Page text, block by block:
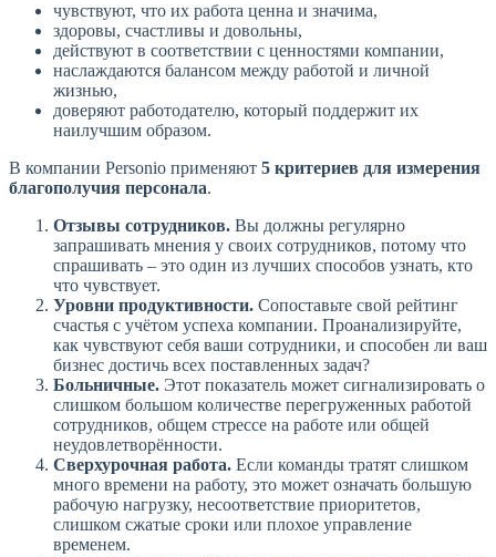
чувствуют, что их работа ценна и значима,
здоровы, счастливы и довольны,
действуют в соответствии с ценностями компании,
наслаждаются балансом между работой и личной
жизнью,
доверяют работодателю, который поддержит их
наилучшим образом.
В компании Personio применяют 5 критериев для измерения
благополучия персонала.
Отзывы сотрудников. Вы должны регулярно
запрашивать мнения у своих сотрудников, потому что
спрашивать – это один из лучших способов узнать, кто
что чувствует.
Уровни продуктивности. Сопоставьте свой рейтинг
счастья с учётом успеха компании. Проанализируйте,
как чувствуют себя ваши сотрудники, и способен ли ваш
бизнес достичь всех поставленных задач?
Больничные. Этот показатель может сигнализировать о
слишком большом количестве перегруженных работой
сотрудников, общем стрессе на работе или общей
неудовлетворённости.
Сверхурочная работа. Если команды тратят слишком
много времени на работу, это может означать большую
рабочую нагрузку, несоответствие приоритетов,
слишком сжатые сроки или плохое управление
временем.